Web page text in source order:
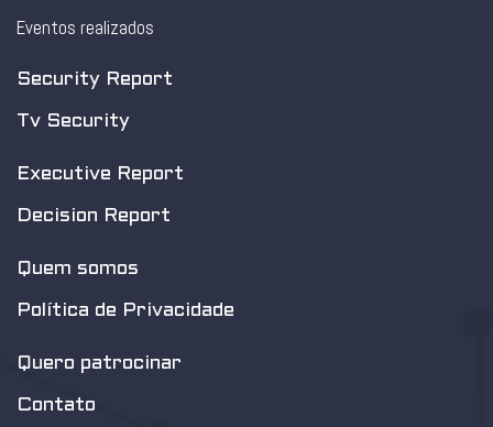
Eventos realizados
Security Report
Tv Security
Executive Report
Decision Report
Quem somos
Política de Privacidade
Quero patrocinar
Contato